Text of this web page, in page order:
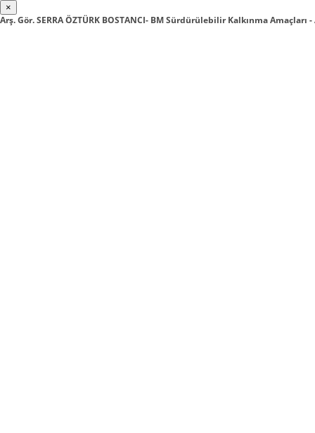
×
Arş. Gör. SERRA ÖZTÜRK BOSTANCI- BM Sürdürülebilir Kalkınma Amaçları -